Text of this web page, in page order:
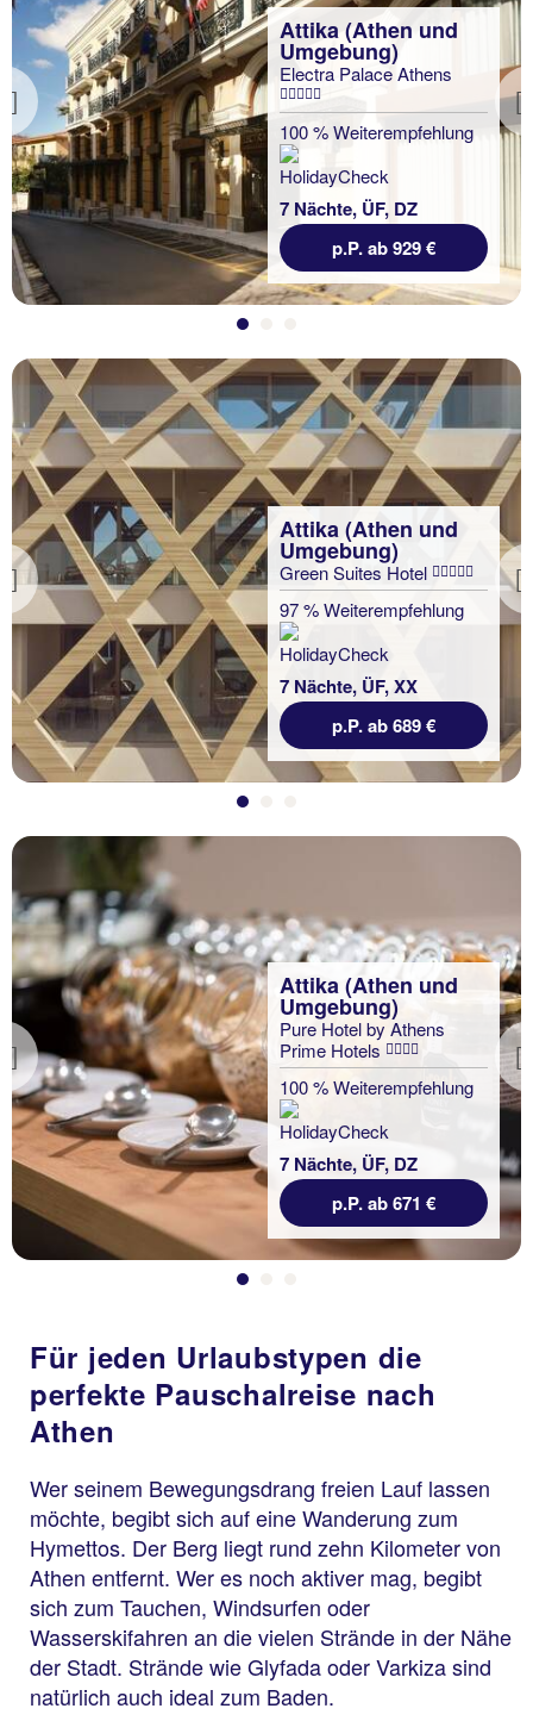
Previous
Attika (Athen und
Umgebung)
Electra Palace Athens
100 % Weiterempfehlung
7 Nächte, ÜF, DZ
p.P. ab 929 €
Previous
Attika (Athen und
Umgebung)
Green Suites Hotel
97 % Weiterempfehlung
7 Nächte, ÜF, XX
p.P. ab 689 €
Previous
Attika (Athen und
Umgebung)
Pure Hotel by Athens
Prime Hotels
100 % Weiterempfehlung
7 Nächte, ÜF, DZ
p.P. ab 671 €
Für jeden Urlaubstypen die
perfekte Pauschalreise nach
Athen
Wer seinem Bewegungsdrang freien Lauf lassen
möchte, begibt sich auf eine Wanderung zum
Hymettos. Der Berg liegt rund zehn Kilometer von
Athen entfernt. Wer es noch aktiver mag, begibt
sich zum Tauchen, Windsurfen oder
Wasserskifahren an die vielen Strände in der Nähe
der Stadt. Strände wie Glyfada oder Varkiza sind
natürlich auch ideal zum Baden.